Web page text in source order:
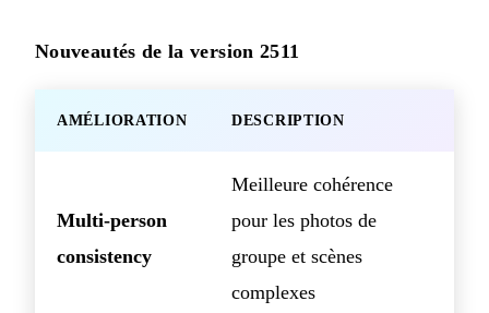
Nouveautés de la version 2511
AMÉLIORATION DESCRIPTION
Multi-person
consistency
Meilleure cohérence
pour les photos de
groupe et scènes
complexes